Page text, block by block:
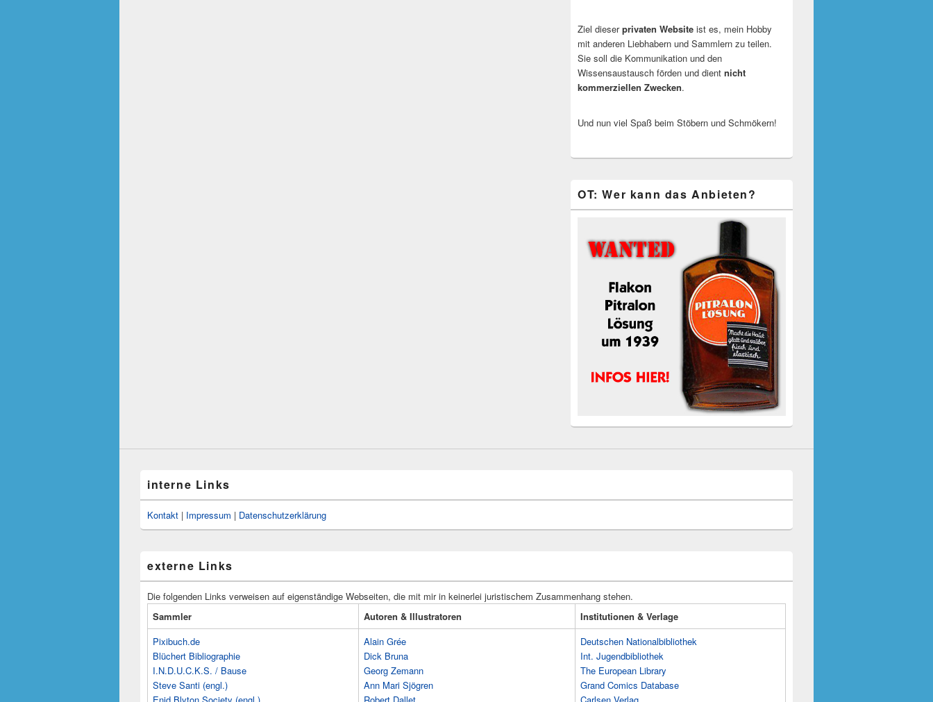
Ziel dieserprivaten Website ist es, mein Hobby
mit anderen Liebhabern und Sammlern zu teilen.
Sie soll die Kommunikation und den
Wissensaustausch förden und dient nicht
kommerziellen Zwecken.
Und nun viel Spaß beim Stöbern und Schmökern!
OT: Wer kann das Anbieten?
interne Links
Kontakt | Impressum | Datenschutzerklärung
externe Links
Die folgenden Links verweisen auf eigenständige Webseiten, die mit mir in keinerlei juristischem Zusammenhang stehen.
Sammler
Autoren & Illustratoren
Institutionen & Verlage
Pixibuch.de
Blüchert Bibliographie
I.N.D.U.C.K.S. / Bause
Steve Santi (engl.)
Alain Grée
Dick Bruna
Georg Zemann
Ann Mari Sjögren
Deutschen Nationalbibliothek
Int. Jugendbibliothek
The European Library
Grand Comics Database